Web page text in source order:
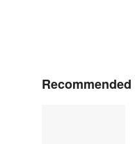
Recommended